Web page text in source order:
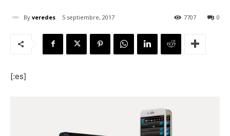
By veredes 5 septiembre, 2017 0
7707
[:es]